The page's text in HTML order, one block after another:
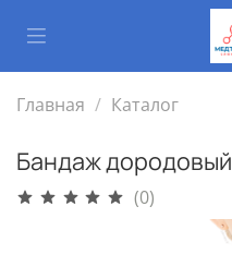
Главная Каталог
Бандаж дородовый
(0)